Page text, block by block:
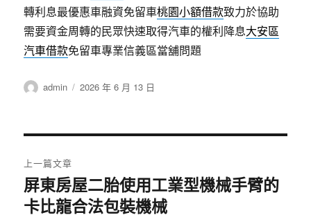
轉利息最優惠車融資免留車桃園小額借款致力於協助
需要資金周轉的民眾快速取得汽車的權利降息大安區
汽車借款免留車專業信義區當舖問題
作
admin
發
2026 年 6 月 13 日
章
導
上一篇文章
上
一
屏東房屋二胎使用工業型機械手臂的
卡比龍合法包裝機械